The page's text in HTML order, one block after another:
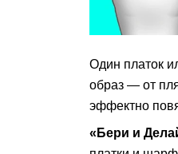
Один платок
образ — от
эффектно
«Бери и